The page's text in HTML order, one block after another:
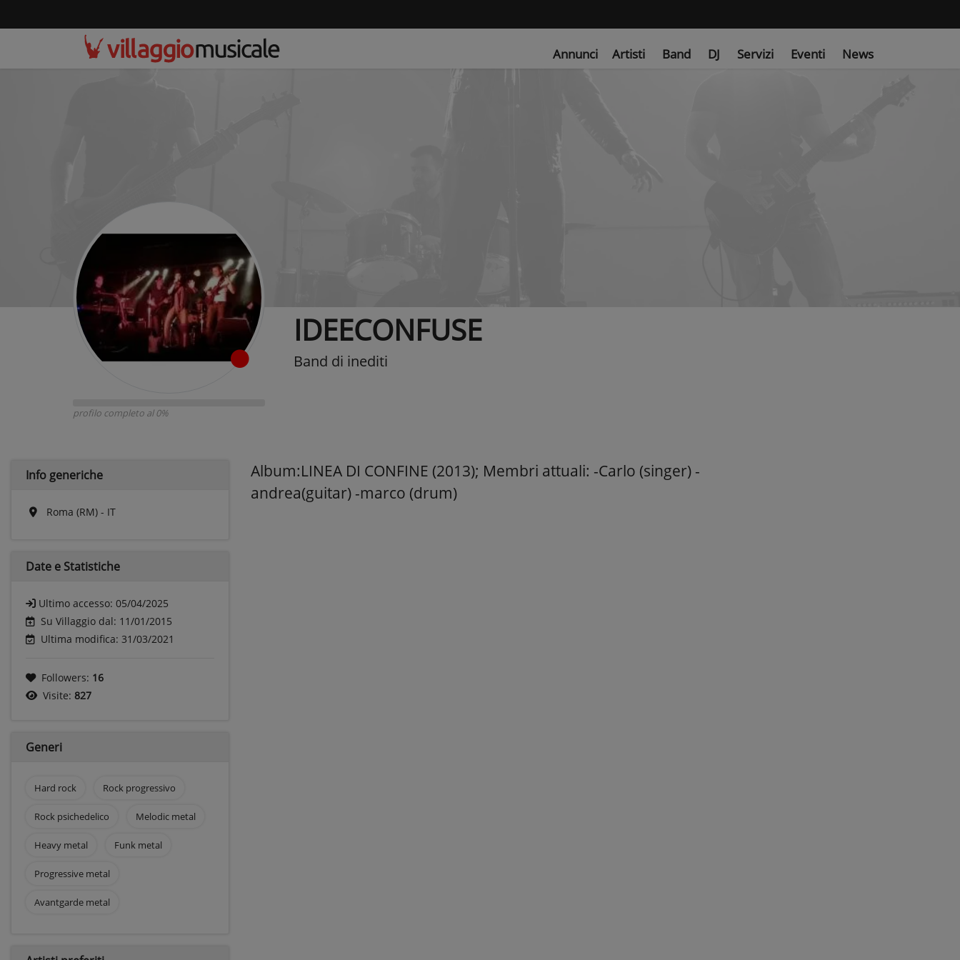
Annunci Artisti Band DJ Servizi Eventi News
profilo completo al 0%
IDEECONFUSE
Band di inediti
Info generiche
Roma (RM) - IT
Date e Statistiche
Ultimo accesso: 05/04/2025
Su Villaggio dal: 11/01/2015
Ultima modifica: 31/03/2021
Followers: 16
Visite: 827
Generi
Hard rock Rock progressivo
Rock psichedelico Melodic metal
Heavy metal Funk metal
Progressive metal
Avantgarde metal
Album:LINEA DI CONFINE (2013); Membri attuali: -Carlo (singer) -
andrea(guitar) -marco (drum)